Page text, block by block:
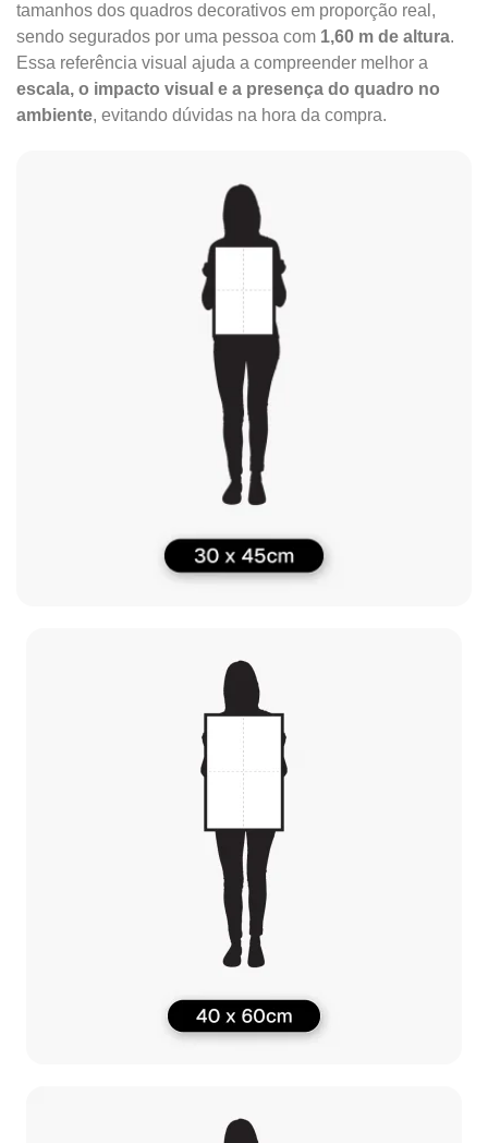
tamanhos dos quadros decorativos em proporção real,
sendo segurados por uma pessoa com 1,60 m de altura.
Essa referência visual ajuda a compreender melhor a
escala, o impacto visual e a presença do quadro no
ambiente, evitando dúvidas na hora da compra.